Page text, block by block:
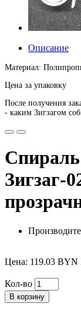
Описание
Материал:
Цена за упаковку
После получения
- каким Зигзагом
Зигзаг-
Цена: 119.03
Кол-во
В корзину